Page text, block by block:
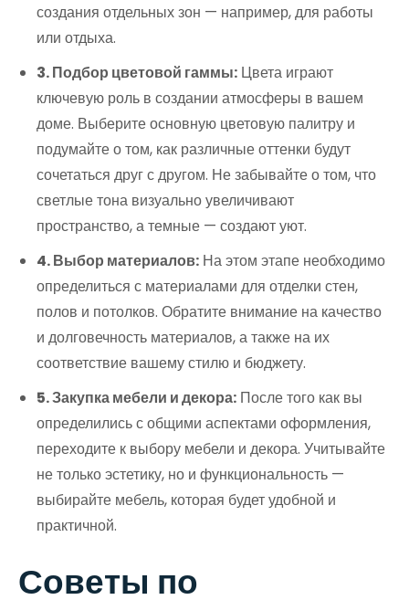
создания отдельных зон — например, для работы
или отдыха.
3. Подбор цветовой гаммы: Цвета играют
ключевую роль в создании атмосферы в вашем
доме. Выберите основную цветовую палитру и
подумайте о том, как различные оттенки будут
сочетаться друг с другом. Не забывайте о том, что
светлые тона визуально увеличивают
пространство, а темные — создают уют.
4. Выбор материалов: На этом этапе необходимо
определиться с материалами для отделки стен,
полов и потолков. Обратите внимание на качество
и долговечность материалов, а также на их
соответствие вашему стилю и бюджету.
5. Закупка мебели и декора: После того как вы
определились с общими аспектами оформления,
переходите к выбору мебели и декора. Учитывайте
не только эстетику, но и функциональность —
выбирайте мебель, которая будет удобной и
практичной.
Советы по